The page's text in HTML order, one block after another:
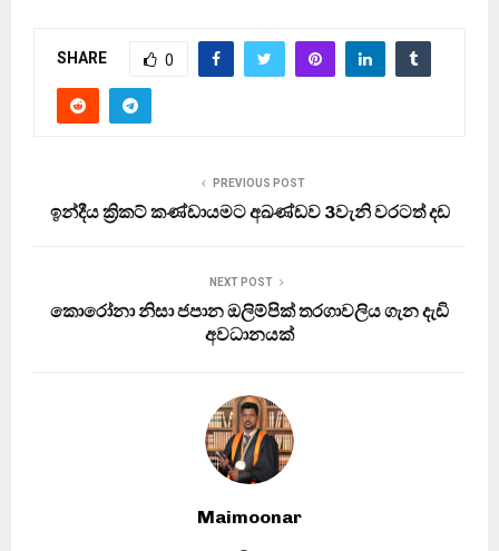
SHARE 0
PREVIOUS POST
ඉන්දීය ක්‍රිකට් කණ්ඩායමට අඛණ්ඩව 3වැනි වරටත් දඩ
NEXT POST
කොරෝනා නිසා ජපාන ඔලිම්පික් තරගාවලිය ගැන දැඩි
අවධානයක්
Maimoonar